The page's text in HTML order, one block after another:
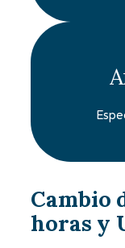
Cambio
horas y